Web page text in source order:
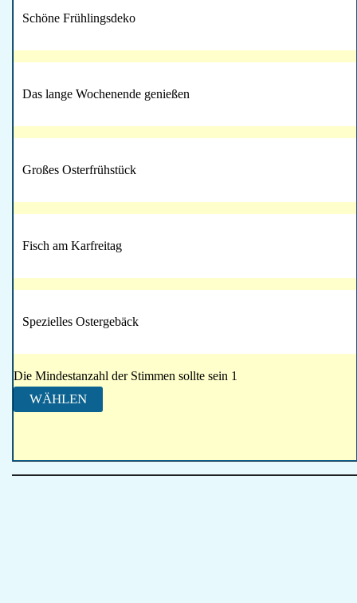
Schöne Frühlingsdeko
Das lange Wochenende genießen
Großes Osterfrühstück
Fisch am Karfreitag
Spezielles Ostergebäck
Die Mindestanzahl der Stimmen sollte sein 1